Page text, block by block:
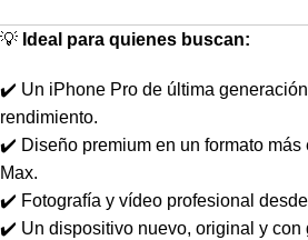
💡 Ideal para quienes buscan:
✔️ Un iPhone Pro de última
rendimiento.
✔️ Diseño premium en un formato más
Max.
✔️ Fotografía y vídeo profesional
✔️ Un dispositivo nuevo, original y con